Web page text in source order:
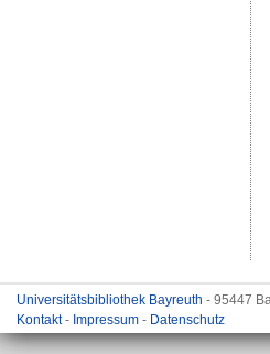
Universitätsbibliothek Bayreuth - 95447
Kontakt- Impressum - Datenschutz